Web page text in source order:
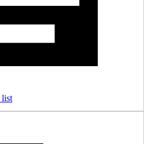
list